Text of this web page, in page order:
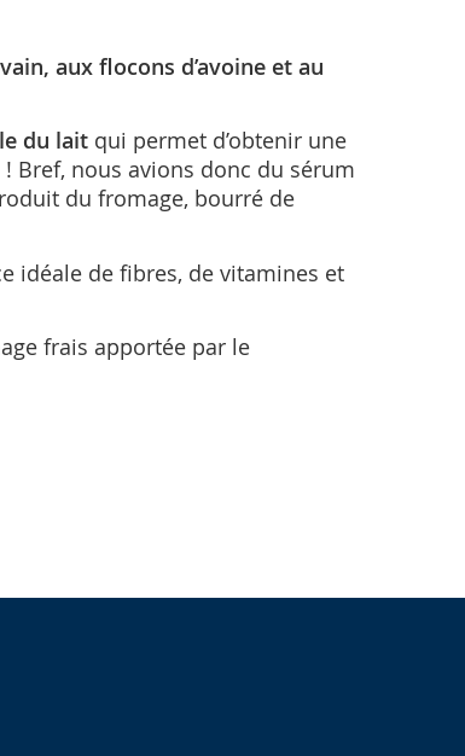
aux flocons d’avoine et au
du laitqui permet d’obtenir une
Bref, nous avions donc du sérum
du fromage, bourré de
idéale de fibres, de vitamines et
frais apportée par le